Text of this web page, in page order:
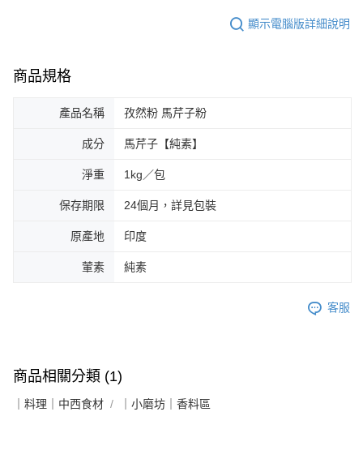
顯示電腦版詳細說明
商品規格
產品名稱 孜然粉 馬芹子粉
成分 馬芹子【純素】
淨重 1kg／包
保存期限 24個月，詳見包裝
原產地 印度
葷素 純素
客服
商品相關分類 (1)
｜料理｜中西食材 ｜小磨坊｜香料區